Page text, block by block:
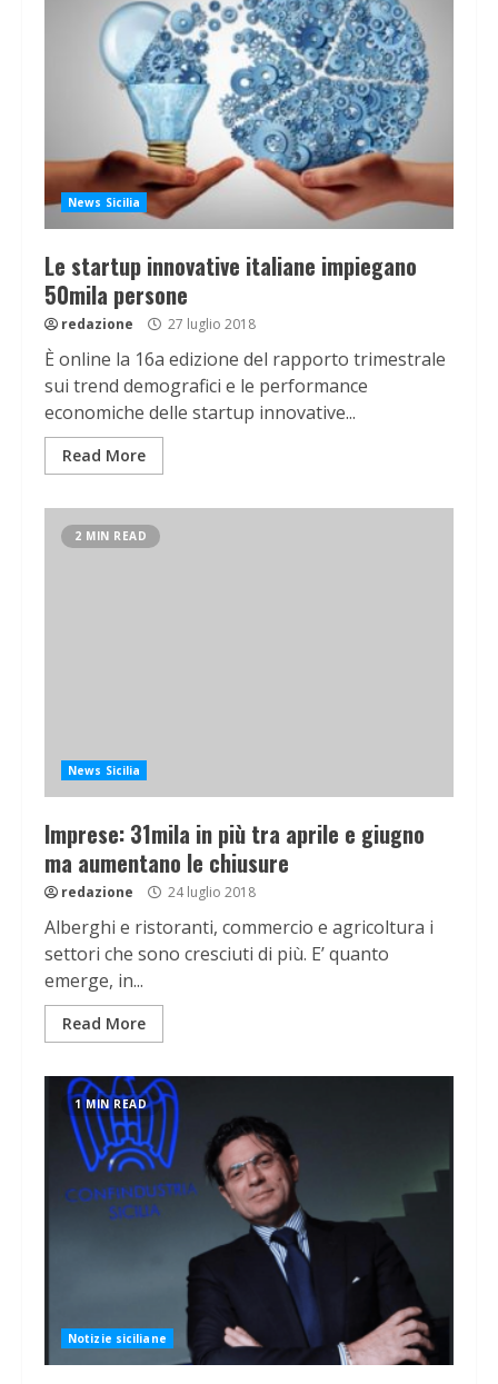
News Sicilia
Le startup innovative italiane impiegano
50mila persone
redazione 27 luglio 2018
È online la 16a edizione del rapporto trimestrale
sui trend demografici e le performance
economiche delle startup innovative...
Read More
2 MIN READ
News Sicilia
Imprese: 31mila in più tra aprile e giugno
ma aumentano le chiusure
redazione 24 luglio 2018
Alberghi e ristoranti, commercio e agricoltura i
settori che sono cresciuti di più. E’ quanto
emerge, in...
Read More
1 MIN READ
Notizie siciliane